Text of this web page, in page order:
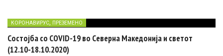
КОРОНАВИРУС ПРЕЗЕМЕНО
Состојба со COVID-19 во Северна Македонија и светот
(12.10-18.10.2020)